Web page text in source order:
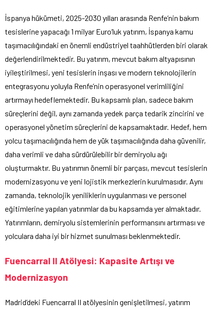
İspanya hükümeti, 2025-2030 yılları arasında Renfe’nin bakım
tesislerine yapacağı 1 milyar Euro’luk yatırım, İspanya kamu
taşımacılığındaki en önemli endüstriyel taahhütlerden biri olarak
değerlendirilmektedir. Bu yatırım, mevcut bakım altyapısının
iyileştirilmesi, yeni tesislerin inşası ve modern teknolojilerin
entegrasyonu yoluyla Renfe’nin operasyonel verimliliğini
artırmayı hedeflemektedir. Bu kapsamlı plan, sadece bakım
süreçlerini değil, aynı zamanda yedek parça tedarik zincirini ve
operasyonel yönetim süreçlerini de kapsamaktadır. Hedef, hem
yolcu taşımacılığında hem de yük taşımacılığında daha güvenilir,
daha verimli ve daha sürdürülebilir bir demiryolu ağı
oluşturmaktır. Bu yatırımın önemli bir parçası, mevcut tesislerin
modernizasyonu ve yeni lojistik merkezlerin kurulmasıdır. Aynı
zamanda, teknolojik yeniliklerin uygulanması ve personel
eğitimlerine yapılan yatırımlar da bu kapsamda yer almaktadır.
Yatırımların, demiryolu sistemlerinin performansını artırması ve
yolculara daha iyi bir hizmet sunulması beklenmektedir.
Fuencarral II Atölyesi: Kapasite Artışı ve
Modernizasyon
Madrid’deki Fuencarral II atölyesinin genişletilmesi, yatırım